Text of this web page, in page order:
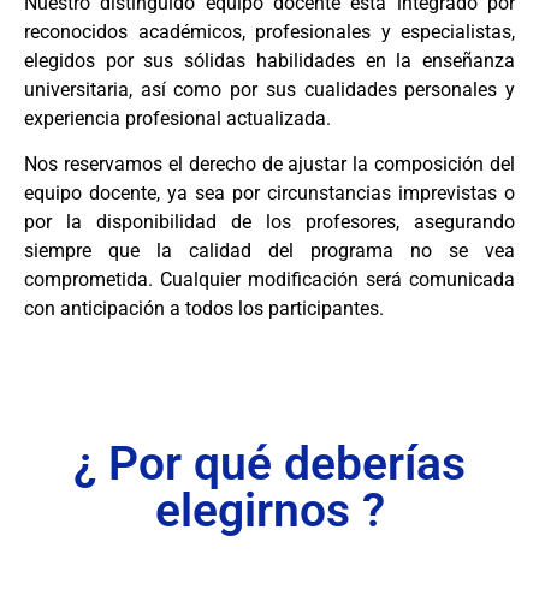
reconocidos académicos, profesionales y especialistas,
elegidos por sus sólidas habilidades en la enseñanza
universitaria, así como por sus cualidades personales y
experiencia profesional actualizada.
Nos reservamos el derecho de ajustar la composición del
equipo docente, ya sea por circunstancias imprevistas o
por la disponibilidad de los profesores, asegurando
siempre que la calidad del programa no se vea
comprometida. Cualquier modificación será comunicada
con anticipación a todos los participantes.
¿ Por qué deberías
elegirnos ?